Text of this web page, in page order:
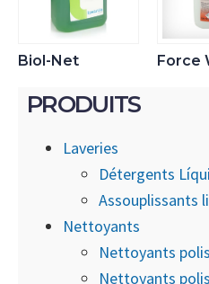
PRODUITS
Laveries
Détergents
Assouplissants
Nettoyants
Nettoyants
Nettoyants
Biol-Net Force